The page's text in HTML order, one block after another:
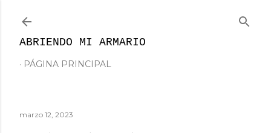
ABRIENDO MI ARMARIO
PÁGINA PRINCIPAL
marzo 12, 2023